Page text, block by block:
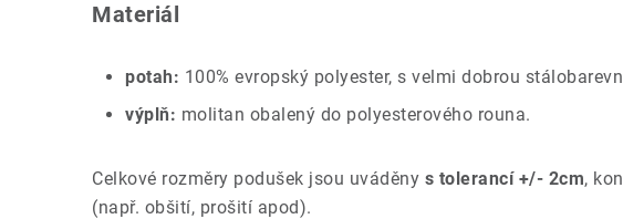
Materiál
potah: 100% evropský polyester, s velmi dobrou
výplň: molitan obalený do polyesterového rouna.
Celkové rozměry podušek jsou uváděny s tolerancí +/- 2cm,
(např. obšití, prošití apod).